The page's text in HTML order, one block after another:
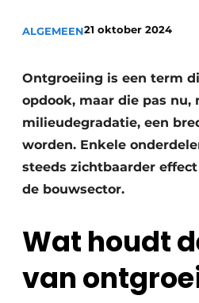
Uitnodiging
Vacatures
Video’s
Werben
ALGEMEEN21 oktober 2024
Ontgroeiing is een term
opdook, maar die pas nu,
milieudegradatie, een
worden. Enkele
steeds zichtbaarder
de bouwsector.
Wat houdt
van